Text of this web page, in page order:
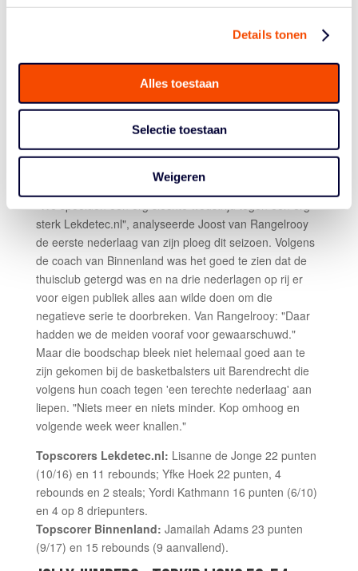
Details tonen
Alles toestaan
Selectie toestaan
Weigeren
vierde kwart viel bij de Suns Noa Lewakabessy (9
Topscorers Den Helder:Kelsi Lidge 19 punten (8/13),
3 op 4 driepunters, 7 rebounds en 3 assists; Kiki Fleuren
16 punten, 4 op 12 driepunters, 6 assists en 4 steals.
LEKDETEC.NL – STARTPORTAAL
BINNENLAND 79-66
"We speelden een erg slechte wedstrijd tegen een erg
sterk Lekdetec.nl", analyseerde Joost van Rangelrooy
de eerste nederlaag van zijn ploeg dit seizoen. Volgens
de coach van Binnenland was het goed te zien dat de
thuisclub getergd was en na drie nederlagen op rij er
voor eigen publiek alles aan wilde doen om die
negatieve serie te doorbreken. Van Rangelrooy: "Daar
hadden we de meiden vooraf voor gewaarschuwd."
Maar die boodschap bleek niet helemaal goed aan te
zijn gekomen bij de basketbalsters uit Barendrecht die
volgens hun coach tegen 'een terechte nederlaag' aan
liepen. "Niets meer en niets minder. Kop omhoog en
volgende week weer knallen."
Topscorers Lekdetec.nl: Lisanne de Jonge 22 punten
(10/16) en 11 rebounds; Yfke Hoek 22 punten, 4
rebounds en 2 steals; Yordi Kathmann 16 punten (6/10)
en 4 op 8 driepunters.
Topscorer Binnenland: Jamailah Adams 23 punten
(9/17) en 15 rebounds (9 aanvallend).